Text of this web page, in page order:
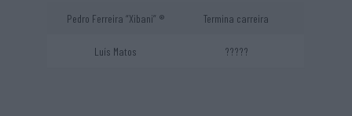
Pedro Ferreira “Xibani” ® Termina carreira
Luís Matos ?????